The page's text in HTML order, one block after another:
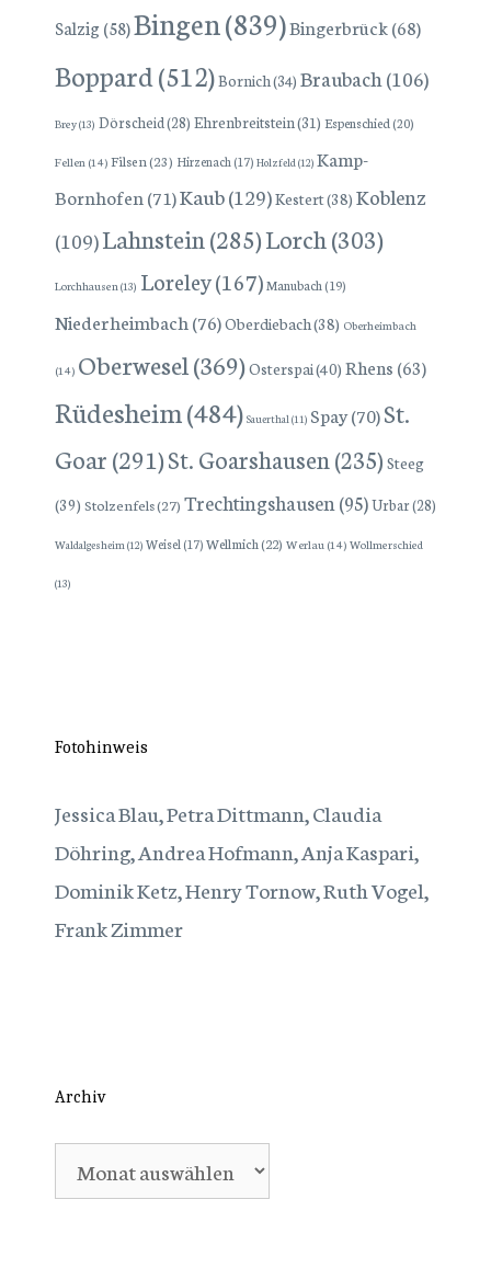
Salzig(58)Bingen(839)Bingerbrück(68)
Boppard(512)Bornich(34) Braubach (106)
Brey(13) Dörscheid(28) Ehrenbreitstein(31) Espenschied (20)
Fellen (14) Filsen(23) Hirzenach (17) Holzfeld(12) Kamp-
Bornhofen (71)Kaub(129)Kestert(38) Koblenz
(109)Lahnstein(285)Lorch(303)
Lorchhausen (13) Loreley(167)Manubach (19)
Niederheimbach (76)Oberdiebach(38) Oberheimbach
(14) Oberwesel(369)Osterspai(40) Rhens (63)
Rüdesheim(484) Sauerthal(11) Spay(70)St.
Goar(291)St. Goarshausen (235) Steeg
(39) Stolzenfels(27) Trechtingshausen (95)Urbar(28)
Waldalgesheim(12) Weisel (17)Wellmich (22) Werlau (14) Wollmerschied
(13)
Fotohinweis
Jessica Blau, Petra Dittmann, Claudia
Döhring, Andrea Hofmann, Anja Kaspari,
Dominik Ketz, Henry Tornow, Ruth Vogel,
Frank Zimmer
Archiv
Archiv